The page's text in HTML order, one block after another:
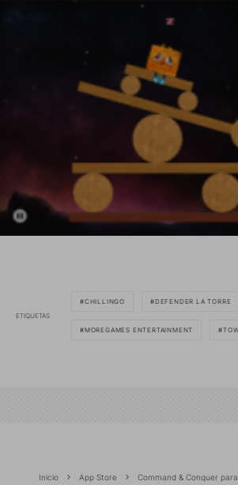
ETIQUETAS
CHILLINGO DEFENDER LA TORRE
MOREGAMES ENTERTAINMENT
Inicio App Store Command & Conquer